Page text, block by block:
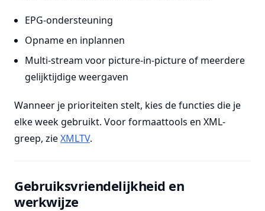
EPG-ondersteuning
Opname en inplannen
Multi-stream voor picture-in-picture of meerdere
gelijktijdige weergaven
Wanneer je prioriteiten stelt, kies de functies die je
elke week gebruikt. Voor formaattools en XML-
greep, zieXMLTV.
Gebruiksvriendelijkheid en
werkwijze